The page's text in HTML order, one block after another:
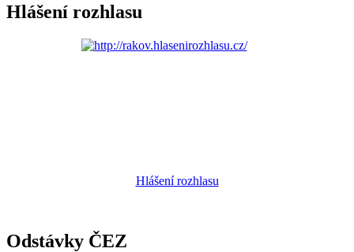
Hlášení rozhlasu
Hlášení rozhlasu
Odstávky ČEZ